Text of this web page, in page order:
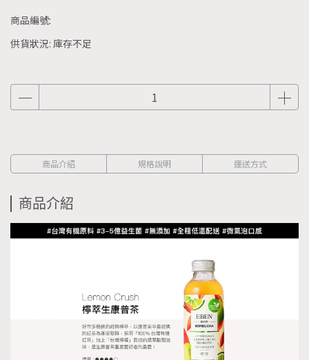
商品編號:
供貨狀況: 庫存不足
商品介紹 規格說明 運送方式
商品介紹